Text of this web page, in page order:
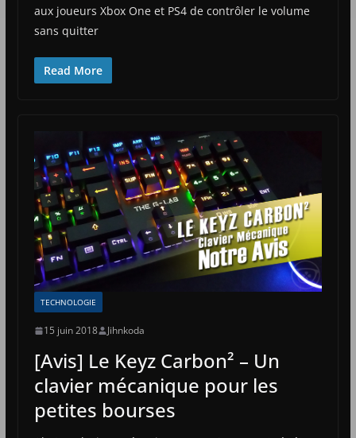
aux joueurs Xbox One et PS4 de contrôler le volume
sans quitter
Read More
TECHNOLOGIE
15 juin 2018 Jihnkoda
[Avis] Le Keyz Carbon² – Un
clavier mécanique pour les
petites bourses